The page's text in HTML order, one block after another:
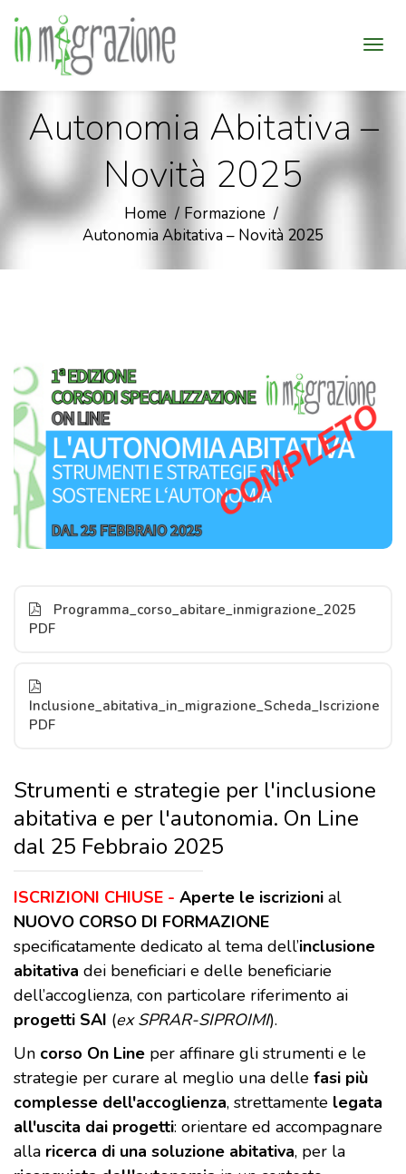
Autonomia Abitativa –
Novità 2025
Home
Formazione
Autonomia Abitativa – Novità 2025
Programma_corso_abitare_inmigrazione_2025
PDF
Inclusione_abitativa_in_migrazione_Scheda_Iscrizione
PDF
Strumenti e strategie per l'inclusione
abitativa e per l'autonomia. On Line
dal 25 Febbraio 2025
ISCRIZIONI CHIUSE - Aperte le iscrizioni al
NUOVO CORSO DI FORMAZIONE
specificatamente dedicato al tema dell’inclusione
abitativa dei beneficiari e delle beneficiarie
dell’accoglienza, con particolare riferimento ai
progetti SAI (ex SPRAR-SIPROIMI).
Un corso On Line per affinare gli strumenti e le
strategie per curare al meglio una delle fasi più
complesse dell'accoglienza, strettamente legata
all'uscita dai progetti: orientare ed accompagnare
alla ricerca di una soluzione abitativa, per la